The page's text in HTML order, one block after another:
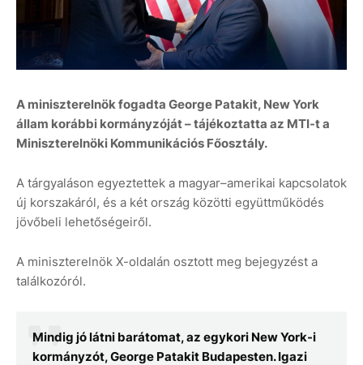
A miniszterelnök fogadta George Patakit, New York
állam korábbi kormányzóját – tájékoztatta az MTI-t a
Miniszterelnöki Kommunikációs Főosztály.
A tárgyaláson egyeztettek a magyar–amerikai kapcsolatok
új korszakáról, és a két ország közötti együttműködés
jövőbeli lehetőségeiről.
A miniszterelnök X-oldalán osztott meg bejegyzést a
találkozóról.
Mindig jó látni barátomat, az egykori New York-i
kormányzót, George Patakit Budapesten. Igazi